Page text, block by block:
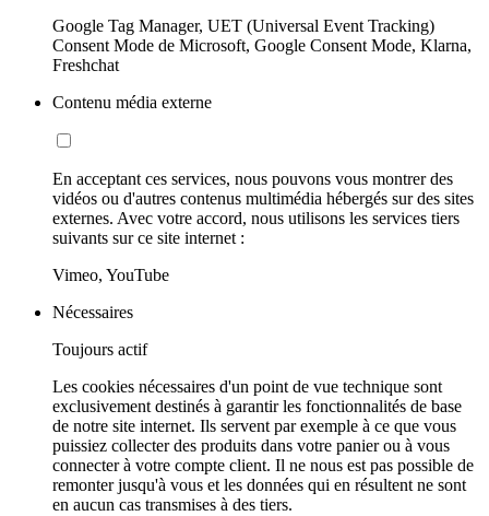
Google Tag Manager, UET (Universal Event Tracking)
Consent Mode de Microsoft, Google Consent Mode, Klarna,
Freshchat
Contenu média externe
En acceptant ces services, nous pouvons vous montrer des
vidéos ou d'autres contenus multimédia hébergés sur des sites
externes. Avec votre accord, nous utilisons les services tiers
suivants sur ce site internet :
Vimeo, YouTube
Nécessaires
Toujours actif
Les cookies nécessaires d'un point de vue technique sont
exclusivement destinés à garantir les fonctionnalités de base
de notre site internet. Ils servent par exemple à ce que vous
puissiez collecter des produits dans votre panier ou à vous
connecter à votre compte client. Il ne nous est pas possible de
remonter jusqu'à vous et les données qui en résultent ne sont
en aucun cas transmises à des tiers.